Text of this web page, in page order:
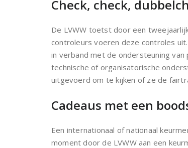
Check, check,
De LVWW toetst door een
controleurs voeren deze controles
in verband met de ondersteuning
technische of organisatorische
uitgevoerd om te kijken of ze de
Cadeaus met een
Een internationaal of nationaal
moment door de LVWW aan een